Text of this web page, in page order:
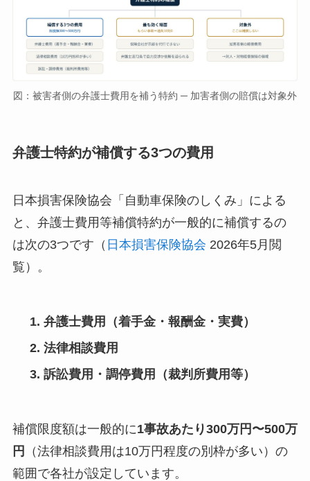
図：被害者側の弁護士費用を補う特約 ─ 加害者側の賠償は対象外
弁護士特約が補償する3つの費用
日本損害保険協会「自動車保険のしくみ」による
と、弁護士費用等補償特約が一般的に補償するの
は次の3つです（ 日本損害保険協会 2026年5月閲
覧）。
弁護士費用
（着手金・報酬金・実費）
法律相談費用
訴訟費用・調停費用
（裁判所費用等）
補償限度額は一般的に1事故あたり300万円〜500万
円
（法律相談費用は10万円程度の別枠が多い）の
範囲で各社が設定しています。